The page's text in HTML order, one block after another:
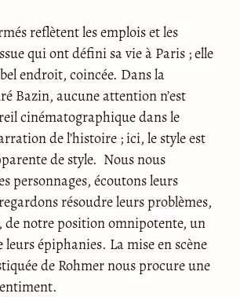
reflètent les emplois et les
qui ont défini sa vie à Paris ; elle
endroit, coincée. Dans la
Bazin, aucune attention n’est
cinématographique dans le
de l’histoire ; ici, le style est
de style. Nous nous
personnages, écoutons leurs
résoudre leurs problèmes,
de notre position omnipotente, un
leurs épiphanies. La mise en scène
de Rohmer nous procure une